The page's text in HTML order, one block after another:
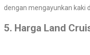
dengan mengayunkan kaki
5. Harga Land